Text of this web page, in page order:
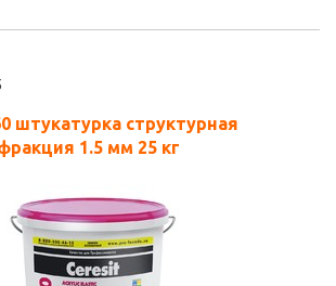
штукатурка структурная
1.5 мм 25 кг